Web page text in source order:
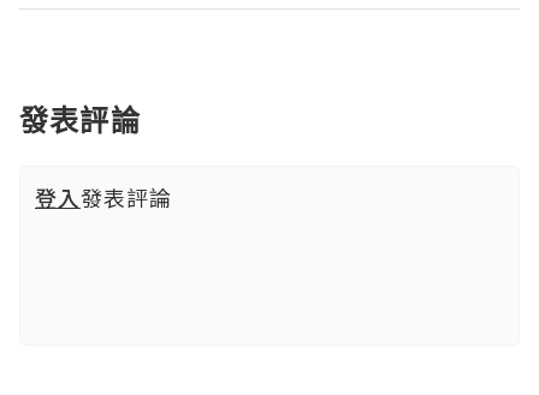
發表評論
登入發表評論